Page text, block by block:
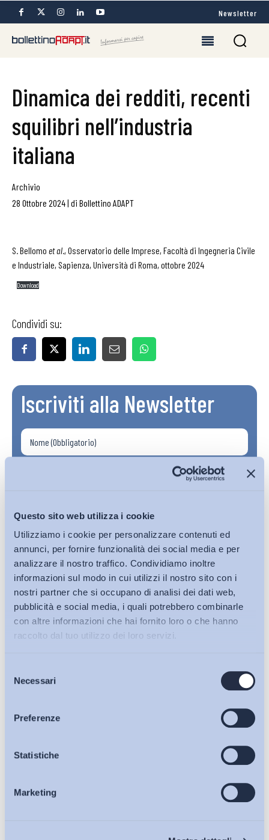
Questo sito web utilizza i cookie
Utilizziamo i cookie per personalizzare contenuti ed
annunci, per fornire funzionalità dei social media e per
analizzare il nostro traffico. Condividiamo inoltre
informazioni sul modo in cui utilizzi il nostro sito con i
nostri partner che si occupano di analisi dei dati web,
pubblicità e social media, i quali potrebbero combinarle
con altre informazioni che hai fornito loro o che hanno
raccolto dal tuo utilizzo dei loro servizi.
delNecessari
Preferenze
Statistiche
Marketing
Bollettini ADAPT
Articoli
Osservatori
Eventi
Newsletter
Dinamica dei redditi, recenti
squilibri nell’industria
italiana
Archivio
28 Ottobre 2024| di Bollettino ADAPT
S. Bellomo et al., Osservatorio delle Imprese, Facoltà di Ingegneria Civile
e Industriale, Sapienza, Università di Roma, ottobre 2024
Download
Condividi su:
Iscriviti alla Newsletter
Ho letto e Accetto il trattamento dei dati personali descritti
Iscriviti